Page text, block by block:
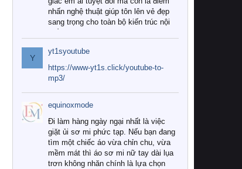
nhấn nghệ thuật giúp tôn lên vẻ đẹp
sang trọng cho toàn bộ kiến trúc nội
Tuy nhiên, giữa thị trường đa dạng
với vô vàn thương hiệu và mẫu mã
như hiện nay, làm thế nào để chọn
được những bộ chăn ga gối đệm cao
cấp thực sự chất lượng, phù hợp với
khí hậu và nhu cầu sử dụng của gia
đình? Hãy cùng chúng tôi đi tìm lời
giải đáp chi tiết qua bài viết dưới đây.
1. Tại sao các gia đình hiện đại lại ưa
chuộng chăn ga gối đệm cao cấp?
Y
yt1syoutube
https://www-yt1s.click/youtube-to-
mp3/
equinoxmode
Đi làm hàng ngày ngại nhất là việc
giặt ủi sơ mi phức tạp. Nếu bạn đang
tìm một chiếc áo vừa chỉn chu, vừa
mềm mát thì áo sơ mi nữ tay dài lụa
trơn không nhăn chính là lựa chọn